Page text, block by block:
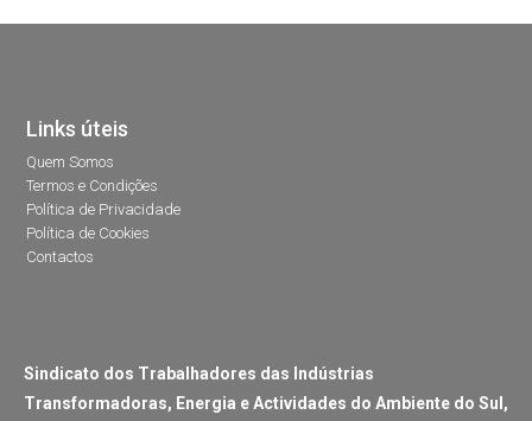
Links úteis
Quem Somos
Termos e Condições
Política de Privacidade
Política de Cookies
Contactos
Sindicato dos Trabalhadores das Indústrias
Transformadoras, Energia e Actividades do Ambiente do Sul,